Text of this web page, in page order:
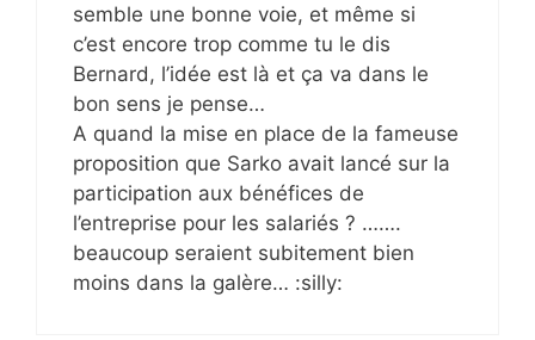
semble une bonne voie, et même si
c’est encore trop comme tu le dis
Bernard, l’idée est là et ça va dans le
bon sens je pense…
A quand la mise en place de la fameuse
proposition que Sarko avait lancé sur la
participation aux bénéfices de
l’entreprise pour les salariés ? …….
beaucoup seraient subitement bien
moins dans la galère… :silly: